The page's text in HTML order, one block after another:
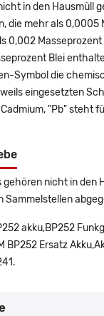
in den Hausmüll
die mehr als 0,0005
0,002
Blei
Symbol die
eingesetzten
"Pb" steht
gehören nicht in den
Sammelstellen
akku,BP252
BP252 Ersatz